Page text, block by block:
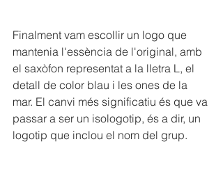
Finalment vam escollir un logo que
mantenia l'essència de l'original, amb
el saxòfon representat a la lletra L, el
detall de color blau i les ones de la
mar. El canvi més significatiu és que va
passar a ser un isologotip, és a dir, un
logotip que inclou el nom del grup.